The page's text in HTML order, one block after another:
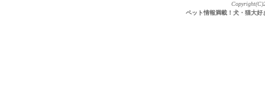
ペット情報満載！犬・猫大